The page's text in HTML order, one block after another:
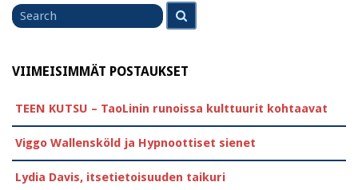
for
VIIMEISIMMÄT POSTAUKSET
TEEN KUTSU – TaoLinin runoissa kulttuurit kohtaavat
Viggo Wallensköld ja Hypnoottiset sienet
Lydia Davis, itsetietoisuuden taikuri